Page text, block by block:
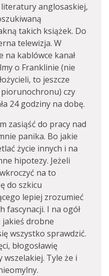
anglosaskiej,
takich książek. Do
telewizja. W
na kablówce kanał
o Franklinie (nie
to jeszcze
czy
24 godziny na dobę.
zasiąść do pracy nad
panika. Bo jakie
życie innych i na
hipotezy. Jeżeli
na to
do szkicu
lepiej zrozumieć
fascynacji. I na ogół
jakieś drobne
wszystko sprawdzić.
błogosławię
Tyle że i